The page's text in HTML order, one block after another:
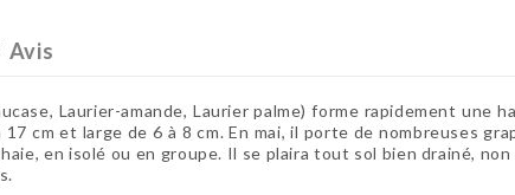
Avis
Laurier-amande, Laurier palme) forme rapidement
cm et large de 6 à 8 cm. En mai, il porte de nombreuses
en isolé ou en groupe. Il se plaira tout sol bien drainé, non